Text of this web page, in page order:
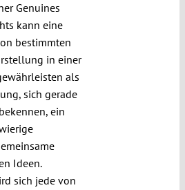
Genuines
kann eine
bestimmten
in einer
als
sich gerade
ein
Ideen.
sich jede von